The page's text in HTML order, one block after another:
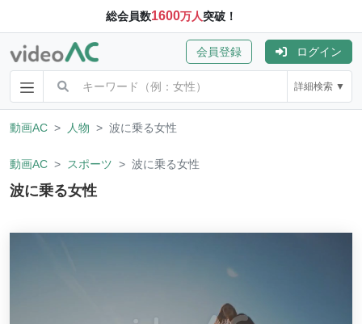
総会員数1600万人突破！
会員登録 ログイン
詳細検索 ▼
動画AC 人物 波に乗る女性
動画AC スポーツ 波に乗る女性
波に乗る女性